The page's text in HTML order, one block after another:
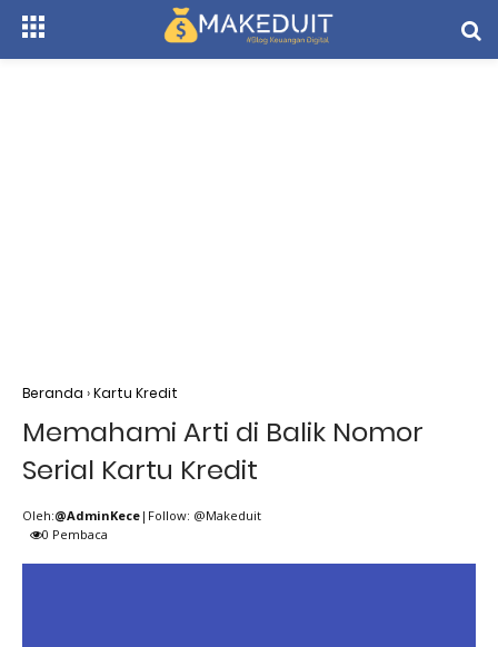
Beranda ›Kartu Kredit
Memahami Arti di Balik Nomor
Serial Kartu Kredit
Oleh:@AdminKece |Follow: @Makeduit
0 Pembaca